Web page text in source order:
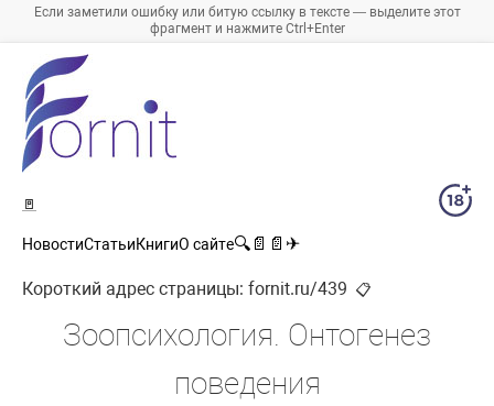
Если заметили ошибку или битую ссылку в тексте — выделите этот
фрагмент и нажмите Ctrl+Enter
🚪
НовостиСтатьиКнигиО сайте🔍 📄 📄 ✈
Короткий адрес страницы: fornit.ru/439 📋
Зоопсихология. Онтогенез
поведения